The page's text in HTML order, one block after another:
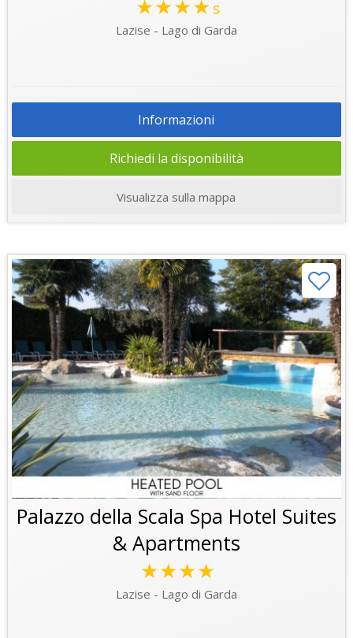
★★★★s
Lazise - Lago di Garda
Informazioni
Richiedi la disponibilità
Visualizza sulla mappa
Palazzo della Scala Spa Hotel Suites
& Apartments
★★★★
Lazise - Lago di Garda